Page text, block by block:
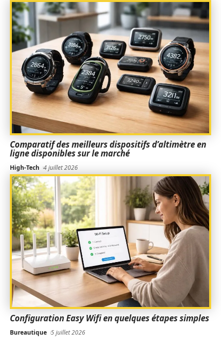
Comparatif des meilleurs dispositifs d’altimètre en
ligne disponibles sur le marché
High-Tech 4 juillet 2026
Configuration Easy Wifi en quelques étapes simples
Bureautique 5 juillet 2026